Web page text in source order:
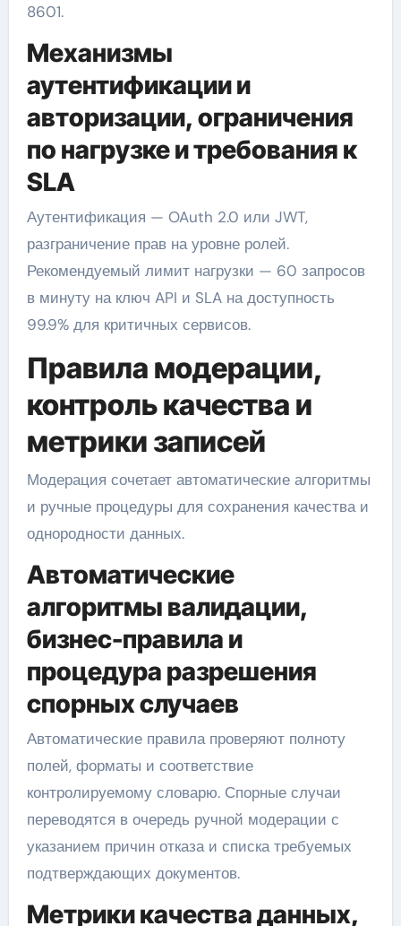
8601.
Механизмы
аутентификации и
авторизации, ограничения
по нагрузке и требования к
SLA
Аутентификация — OAuth 2.0 или JWT,
разграничение прав на уровне ролей.
Рекомендуемый лимит нагрузки — 60 запросов
в минуту на ключ API и SLA на доступность
99.9% для критичных сервисов.
Правила модерации,
контроль качества и
метрики записей
Модерация сочетает автоматические алгоритмы
и ручные процедуры для сохранения качества и
однородности данных.
Автоматические
алгоритмы валидации,
бизнес-правила и
процедура разрешения
спорных случаев
Автоматические правила проверяют полноту
полей, форматы и соответствие
контролируемому словарю. Спорные случаи
переводятся в очередь ручной модерации с
указанием причин отказа и списка требуемых
подтверждающих документов.
Метрики качества данных,